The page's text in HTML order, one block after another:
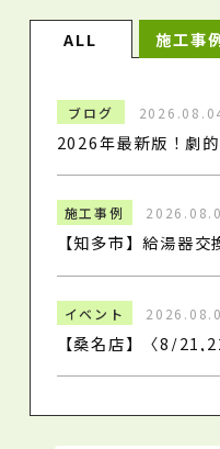
ALL 施工事
ブログ
施工事例
イベント